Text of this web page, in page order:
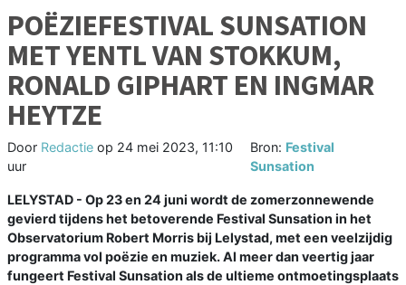
POËZIEFESTIVAL SUNSATION
MET YENTL VAN STOKKUM,
RONALD GIPHART EN INGMAR
HEYTZE
Door Redactie op 24 mei 2023, 11:10
uur
Bron: Festival
Sunsation
LELYSTAD - Op 23 en 24 juni wordt de zomerzonnewende
gevierd tijdens het betoverende Festival Sunsation in het
Observatorium Robert Morris bij Lelystad, met een veelzijdig
programma vol poëzie en muziek. Al meer dan veertig jaar
fungeert Festival Sunsation als de ultieme ontmoetingsplaats